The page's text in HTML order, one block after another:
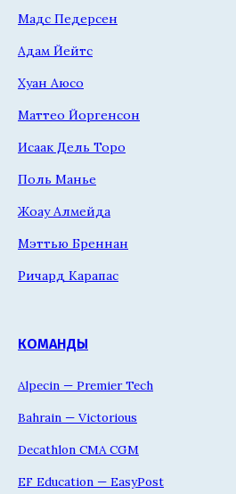
Мадс Педерсен
Адам Йейтс
Хуан Аюсо
Маттео Йоргенсон
Исаак Дель Торо
Поль Манье
Жоау Алмейда
Мэттью Бреннан
Ричард Карапас
КОМАНДЫ
Alpecin — Premier Tech
Bahrain — Victorious
Decathlon CMA CGM
EF Education — EasyPost